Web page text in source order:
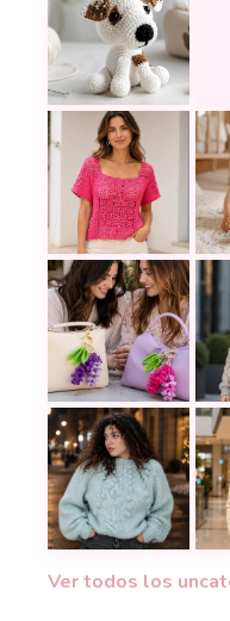
Un perrito
Blusa a crochet
El accesorio
Un suéter a dos
Ver todos los